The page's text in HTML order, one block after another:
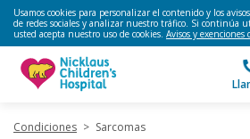
Usamos cookies para personalizar el contenido y los
de redes sociales y analizar nuestro tráfico. Si continúa
usted acepta nuestro uso de cookies. Avisos y exenciones
Condiciones > Sarcomas